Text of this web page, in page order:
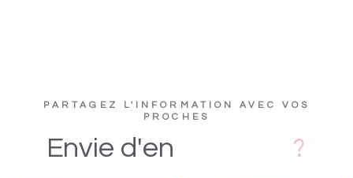
PARTAGEZ L'INFORMATION AVEC VOS
PROCHES
Envie d'en